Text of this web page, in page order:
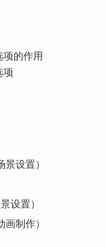
在head元素
链样式中，必
项的作用
项
设置）
设置）
制作）